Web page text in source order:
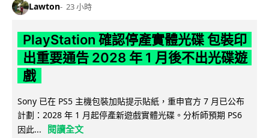
Lawton 23 小時
PlayStation 確認停產實體光碟 包裝印
出重要通告 2028 年 1 月後不出光碟遊
戲
Sony 已在 PS5 主機包裝加貼提示貼紙，重申官方 7 月已公布
計劃：2028 年 1 月起停產新遊戲實體光碟。分析師預期 PS6
因此...
閱讀全文